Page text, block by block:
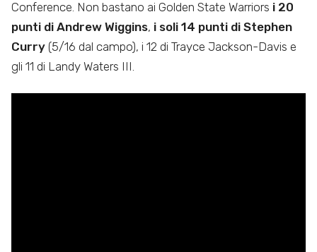
Conference. Non bastano ai Golden State Warriors i 20
punti di Andrew Wiggins, i soli 14 punti di Stephen
Curry (5/16 dal campo), i 12 di Trayce Jackson-Davis e
gli 11 di Landy Waters III.